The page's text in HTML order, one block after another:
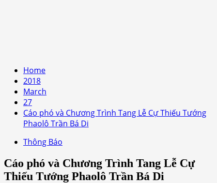
Home
2018
March
27
Cáo phó và Chương Trình Tang Lễ Cự Thiếu Tướng
Phaolô Trần Bá Di
Thông Báo
Cáo phó và Chương Trình Tang Lễ Cự
Thiếu Tướng Phaolô Trần Bá Di